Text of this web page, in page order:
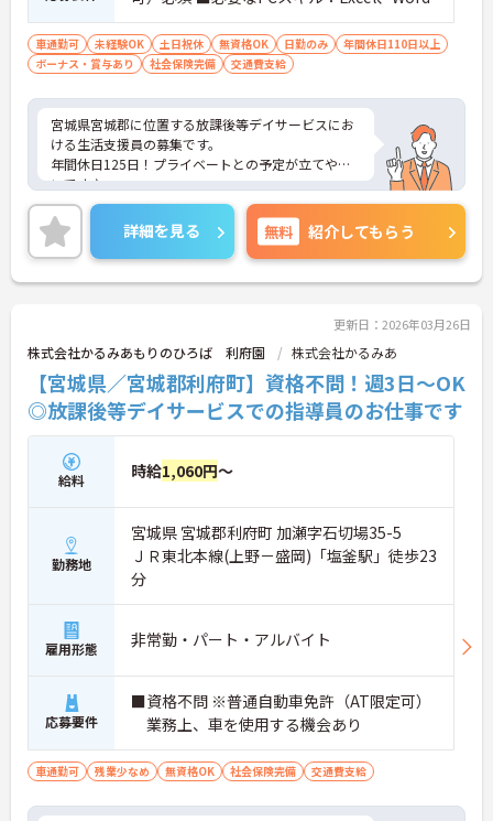
車通勤可 未経験OK 土日祝休 無資格OK 日勤のみ
年間休日110日以上
ボーナス・賞与あり
社会保険完備 交通費支給
宮城県宮城郡に位置する放課後等デイサービスにお
ける生活支援員の募集です。
年間休日125日！プライベートとの予定が立てやす
いです♪
土日祝固定休みなので、メリハリのある働き方がで
きます◎
ご興味のある方には面接ポイントをお伝えしますの
で、お気軽にお問い合わせください！
詳細を見る 無料 紹介してもらう
更新日：2026年03月26日
株式会社かるみあもりのひろば 利府園 株式会社かるみあ
【宮城県／宮城郡利府町】資格不問！週3日～OK
◎放課後等デイサービスでの指導員のお仕事です
給料 時給1,060円～
勤務地
宮城県 宮城郡利府町 加瀬字石切場35-5
ＪＲ東北本線(上野－盛岡)「塩釜駅」徒歩23
分
雇用形態 非常勤・パート・アルバイト
応募要件
■資格不問 ※普通自動車免許（AT限定可）
業務上、車を使用する機会あり
車通勤可 残業少なめ 無資格OK 社会保険完備 交通費支給